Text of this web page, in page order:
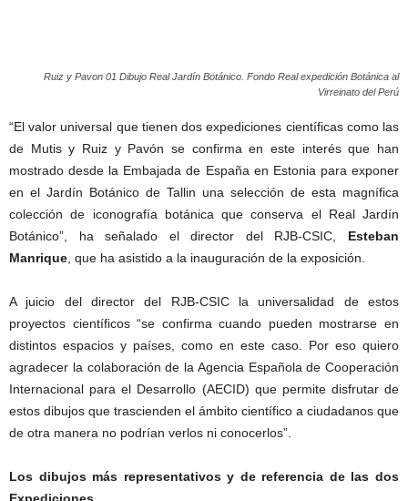
Ruiz y Pavon 01 Dibujo Real Jardín Botánico. Fondo Real expedición Botánica al
Virreinato del Perú
“El valor universal que tienen dos expediciones científicas como las
de Mutis y Ruiz y Pavón se confirma en este interés que han
mostrado desde la Embajada de España en Estonia para exponer
en el Jardín Botánico de Tallin una selección de esta magnífica
colección de iconografía botánica que conserva el Real Jardín
Botánico”, ha señalado el director del RJB-CSIC, Esteban
Manrique , que ha asistido a la inauguración de la exposición.
A juicio del director del RJB-CSIC la universalidad de estos
proyectos científicos “se confirma cuando pueden mostrarse en
distintos espacios y países, como en este caso. Por eso quiero
agradecer la colaboración de la Agencia Española de Cooperación
Internacional para el Desarrollo (AECID) que permite disfrutar de
estos dibujos que trascienden el ámbito científico a ciudadanos que
de otra manera no podrían verlos ni conocerlos”.
Los dibujos más representativos y de referencia de las dos